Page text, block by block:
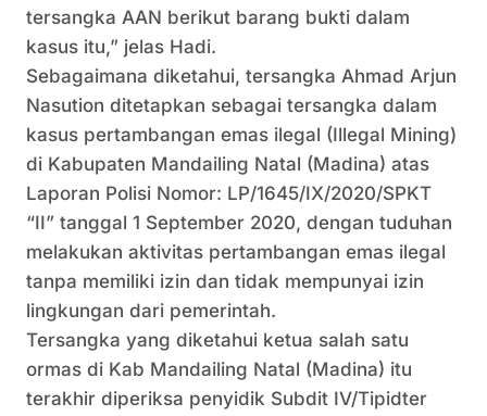
tersangka AAN berikut barang bukti dalam
kasus itu,” jelas Hadi.
Sebagaimana diketahui, tersangka Ahmad Arjun
Nasution ditetapkan sebagai tersangka dalam
kasus pertambangan emas ilegal (Illegal Mining)
di Kabupaten Mandailing Natal (Madina) atas
Laporan Polisi Nomor: LP/1645/IX/2020/SPKT
“II” tanggal 1 September 2020, dengan tuduhan
melakukan aktivitas pertambangan emas ilegal
tanpa memiliki izin dan tidak mempunyai izin
lingkungan dari pemerintah.
Tersangka yang diketahui ketua salah satu
ormas di Kab Mandailing Natal (Madina) itu
terakhir diperiksa penyidik Subdit IV/Tipidter